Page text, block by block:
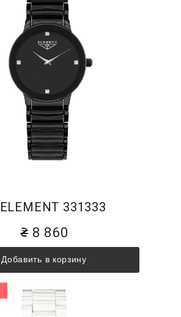
331333
8 860
Добавить в корзину